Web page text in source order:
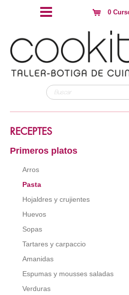
0
RECEPTES
Primeros platos
Arros
Pasta
Hojaldres y crujientes
Huevos
Sopas
Tartares y carpaccio
Amanidas
Espumas y mousses saladas
Verduras